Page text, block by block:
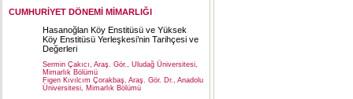
CUMHURİYET DÖNEMİ MİMARLIĞI
Hasanoğlan Köy Enstitüsü ve Yüksek
Köy Enstitüsü Yerleşkesi’nin Tarihçesi ve
Değerleri
Sermin Çakıcı, Araş. Gör., Uludağ Üniversitesi,
Mimarlık Bölümü
Figen Kıvılcım Çorakbaş, Araş. Gör. Dr., Anadolu
Üniversitesi, Mimarlık Bölümü